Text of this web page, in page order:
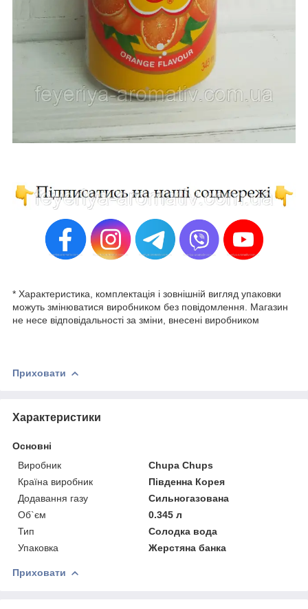
* Характеристика, комплектація і зовнішній вигляд упаковки
можуть змінюватися виробником без повідомлення. Магазин
не несе відповідальності за зміни, внесені виробником
Приховати
Характеристики
Основні
Виробник
Chupa Chups
Країна виробник
Південна Корея
Додавання газу
Сильногазована
Об`єм
0.345 л
Тип
Солодка вода
Упаковка
Жерстяна банка
Приховати